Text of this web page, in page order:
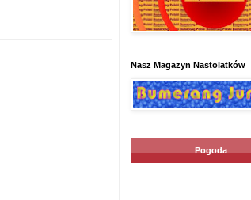
Nasz Magazyn Nastolatków
Pogoda